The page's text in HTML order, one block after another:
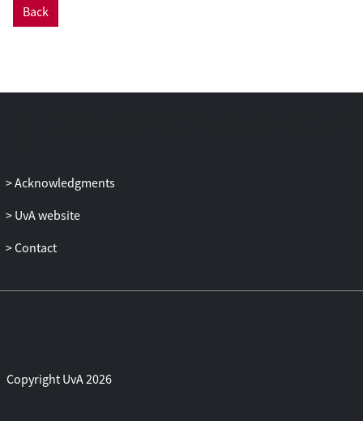
Back
Acknowledgments
UvA website
Contact
Copyright UvA 2026